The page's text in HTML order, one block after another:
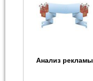
Анализ рекламы